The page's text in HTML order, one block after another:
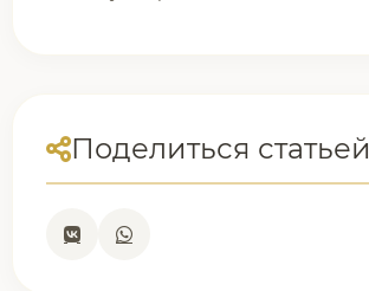
Поделиться статьей